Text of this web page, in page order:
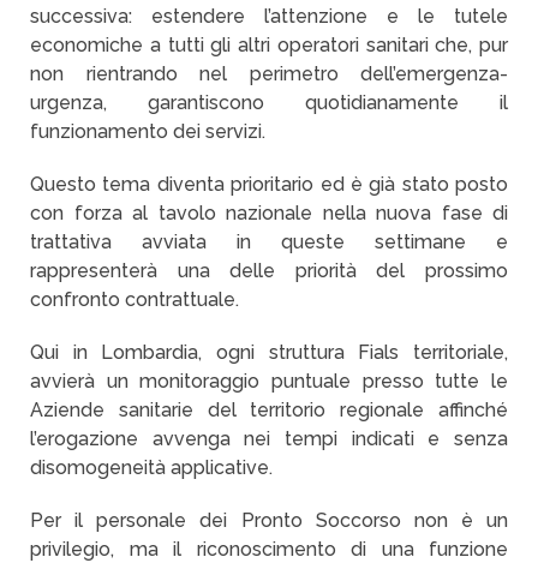
successiva: estendere l’attenzione e le tutele
economiche a tutti gli altri operatori sanitari che, pur
non rientrando nel perimetro dell’emergenza-
urgenza, garantiscono quotidianamente il
funzionamento dei servizi.
Questo tema diventa prioritario ed è già stato posto
con forza al tavolo nazionale nella nuova fase di
trattativa avviata in queste settimane e
rappresenterà una delle priorità del prossimo
confronto contrattuale.
Qui in Lombardia, ogni struttura Fials territoriale,
avvierà un monitoraggio puntuale presso tutte le
Aziende sanitarie del territorio regionale affinché
l’erogazione avvenga nei tempi indicati e senza
disomogeneità applicative.
Per il personale dei Pronto Soccorso non è un
privilegio, ma il riconoscimento di una funzione